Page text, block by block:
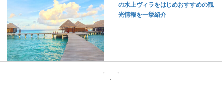
の水上ヴィラをはじめおすすめの観
光情報を一挙紹介
1